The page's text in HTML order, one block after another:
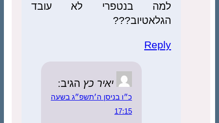
למה בנטפרי לא עובד
הגלאטיוב???
Reply
יאיר כץ הגיב:
כ״ו בניסן ה׳תשפ״ג בשעה
17:15